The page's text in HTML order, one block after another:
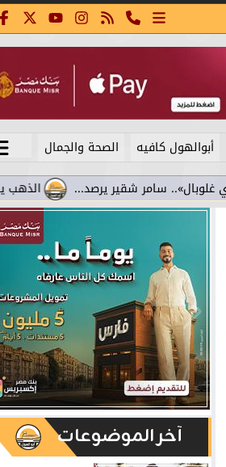
أبوالهول كافيه
الصحة والجمال
الذهب يقفز 4.4% مع تراجع عوائد السندات.. سامر شقير يقرأ تحولات الاستثمار...
آخر الموضوعات